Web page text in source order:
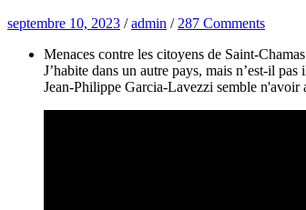
septembre 10, 2023 /admin / 287 Comments
Menaces contre les citoyens de Saint-
J’habite dans un autre pays, mais n’est-il
Jean-Philippe Garcia-Lavezzi semble n'avoir